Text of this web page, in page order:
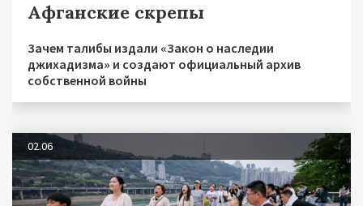
Афганские скрепы
Зачем талибы издали «Закон о наследии
джихадизма» и создают официальный архив
собственной войны
02.06